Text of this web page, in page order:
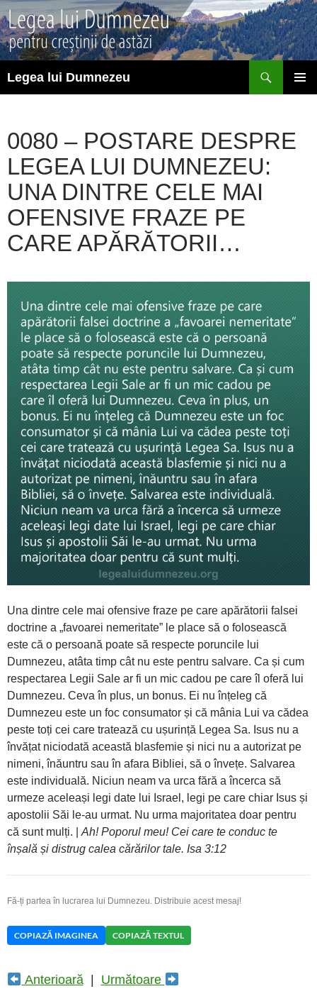
Sari
la
conținut
Legea lui Dumnezeu
0080 – POSTARE DESPRE
LEGEA LUI DUMNEZEU:
UNA DINTRE CELE MAI
OFENSIVE FRAZE PE
CARE APĂRĂTORII…
Una dintre cele mai ofensive fraze pe care apărătorii falsei
doctrine a „favoarei nemeritate” le place să o folosească
este că o persoană poate să respecte poruncile lui
Dumnezeu, atâta timp cât nu este pentru salvare. Ca și cum
respectarea Legii Sale ar fi un mic cadou pe care îl oferă lui
Dumnezeu. Ceva în plus, un bonus. Ei nu înțeleg că
Dumnezeu este un foc consumator și că mânia Lui va cădea
peste toți cei care tratează cu ușurință Legea Sa. Isus nu a
învățat niciodată această blasfemie și nici nu a autorizat pe
nimeni, înăuntru sau în afara Bibliei, să o învețe. Salvarea
este individuală. Niciun neam va urca fără a încerca să
urmeze aceleași legi date lui Israel, legi pe care chiar Isus și
apostolii Săi le-au urmat. Nu urma majoritatea doar pentru
că sunt mulți. | Ah! Poporul meu! Cei care te conduc te
înșală și distrug calea cărărilor tale. Isa 3:12
Fă-ți partea în lucrarea lui Dumnezeu. Distribuie acest mesaj!
COPIAZĂ IMAGINEA COPIAZĂ TEXTUL
Anterioară| Următoare